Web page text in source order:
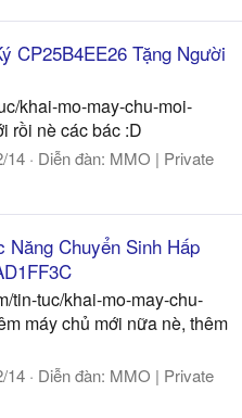
CP25B4EE26 Tặng Người
khai-mo-may-chu-moi-
rồi nè các bác :D
14 Diễn đàn: MMO | Private
Năng Chuyển Sinh Hấp
tin-tuc/khai-mo-may-chu-
máy chủ mới nữa nè, thêm
14 Diễn đàn: MMO | Private